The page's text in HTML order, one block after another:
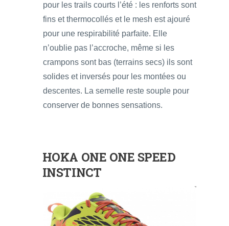
pour les trails courts l’été : les renforts sont
fins et thermocollés et le mesh est ajouré
pour une respirabilité parfaite. Elle
n’oublie pas l’accroche, même si les
crampons sont bas (terrains secs) ils sont
solides et inversés pour les montées ou
descentes. La semelle reste souple pour
conserver de bonnes sensations.
HOKA ONE ONE SPEED
INSTINCT